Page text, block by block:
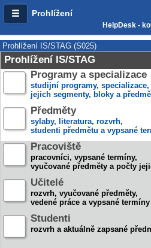
Prohlížení
HelpDesk -
Prohlížení IS/STAG (S025)
Prohlížení IS/STAG
Programy a specializace
studijní programy, specializace,
jejich segmenty, bloky a
Předměty
sylaby, literatura, rozvrh,
studenti předmětu a vypsané
Pracoviště
pracovníci, vypsané termíny,
vyučované předměty a počty
Učitelé
rozvrh, vyučované předměty,
vedené práce a vypsané termíny
Studenti
rozvrh a aktuálně zapsané